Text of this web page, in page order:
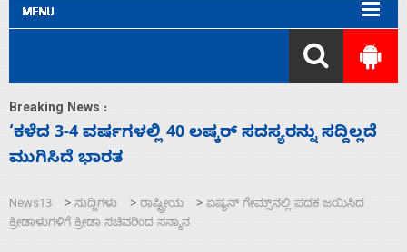
Breaking News :
ಕೆಂಪು ಸಮುದ್ರದಲ್ಲಿ ದಾಳಿ, ಭಾರತ ಧ್ವಜ ಹೊತ್ತ
ಮುಳುಗಡೆ; ಎಲ್ಲಾ 13 ಭಾರತೀಯ ನಾವಿಕರ ರಕ್ಷಣೆ
News13 > ಸುದ್ದಿಗಳು > ರಾಷ್ಟ್ರೀಯ > ಏಷ್ಯನ್‌ ಗೇಮ್ಸ್‌ನಲ್ಲಿ ಪದಕ ಜಯಿಸಿದ
ಕ್ರೀಡಾಳುಗಳಿಗೆ ಕ್ರೀಡಾ ಸಚಿವರಿಂದ ಸನ್ಮಾನ